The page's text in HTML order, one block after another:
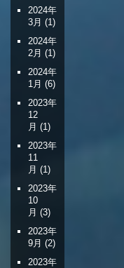
2024年
3月 (1)
2024年
2月 (1)
2024年
1月 (6)
2023年
12
月 (1)
2023年
11
月 (1)
2023年
10
月 (3)
2023年
9月 (2)
2023年